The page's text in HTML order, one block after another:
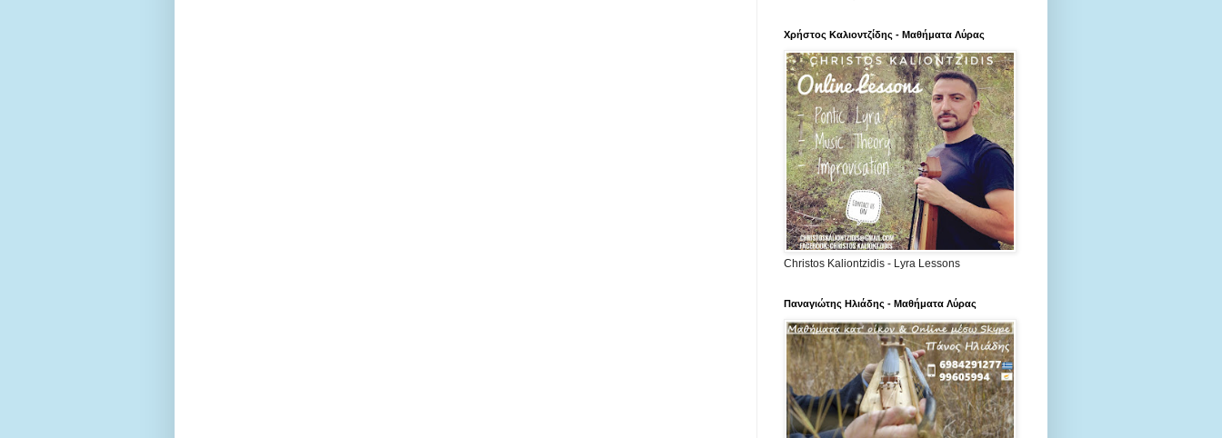
Χρήστος Καλιοντζίδης - Μαθήματα Λύρας
Christos Kaliontzidis - Lyra Lessons
Παναγιώτης Ηλιάδης - Μαθήματα Λύρας